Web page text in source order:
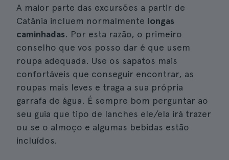
A maior parte das excursões a partir de
Catânia incluem normalmente longas
caminhadas. Por esta razão, o primeiro
conselho que vos posso dar é que usem
roupa adequada. Use os sapatos mais
confortáveis que conseguir encontrar, as
roupas mais leves e traga a sua própria
garrafa de água. É sempre bom perguntar ao
seu guia que tipo de lanches ele/ela irá trazer
ou se o almoço e algumas bebidas estão
incluídos.